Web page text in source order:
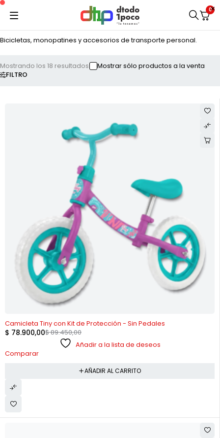
0
Bicicletas, monopatines y accesorios de transporte personal.
FILTRO
Mostrando los 18 resultados Mostrar sólo productos a la venta
Camicleta Tiny con Kit de Protección - Sin Pedales
$89.450,00
$ 78.900,00
Añadir a la lista de deseos
Comparar
AÑADIR AL CARRITO